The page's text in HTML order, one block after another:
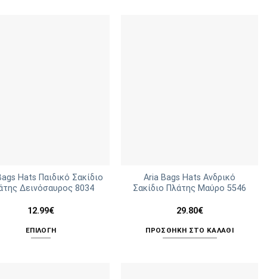
του
προϊόντος
του
προϊόντος
Hats Παιδικό Σακίδιο
Δεινόσαυρος 8034
12.99€
ΕΠΙΛΟΓΉ
Aria Bags Hats Ανδρικό
Σακίδιο Πλάτης Μαύρο 5546
29.80€
ΠΡΟΣΘΉΚΗ ΣΤΟ ΚΑΛΆΘΙ